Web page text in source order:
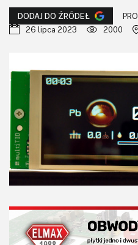
KITy AVT
Newsletter
Magazyny
Archiwum
Do pobrania
DODAJ DO ŹRÓDEŁ
26 lipca 2023
2000